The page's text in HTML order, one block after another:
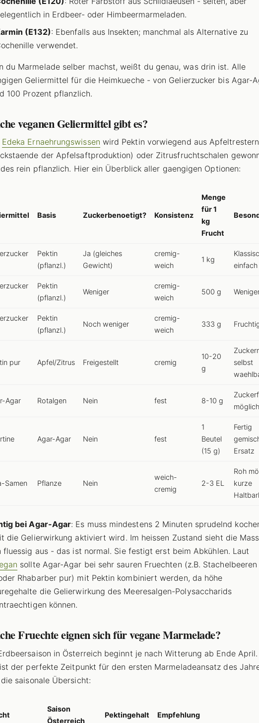
in Erdbeer- oder Himbeermarmeladen.
(E132): Ebenfalls aus Insekten; manchmal als Alternative zu
verwendet.
du Marmelade selber machst, weißt du genau, was drin ist. Alle
Geliermittel für die Heimkueche - von Gelierzucker bis Agar-
100 Prozent pflanzlich.
veganen Geliermittel gibt es?
Edeka Ernaehrungswissen wird Pektin vorwiegend aus Apfeltrestern
der Apfelsaftproduktion) oder Zitrusfruchtschalen
rein pflanzlich. Hier ein Überblick aller gaengigen Optionen:
Basis Zuckerbenoetigt? Konsistenz
Menge
für 1
kg
Frucht
Pektin
(pflanzl.)
Ja (gleiches
Gewicht)
cremig-
weich
1 kg
einfach
Pektin
(pflanzl.)
Weniger
cremig-
weich
500 g
Pektin
(pflanzl.)
Noch weniger
cremig-
weich
333 g
pur Apfel/Zitrus Freigestellt cremig
10-20
g
selbst
Agar Rotalgen Nein fest 8-10 g
möglich
Agar-Agar Nein fest
1
Beutel
(15 g)
Fertig
Ersatz
Samen Pflanze Nein
weich-
cremig
2-3 EL
Roh
kurze
bei Agar-Agar: Es muss mindestens 2 Minuten sprudelnd
die Gelierwirkung aktiviert wird. Im heissen Zustand sieht die
fluessig aus - das ist normal. Sie festigt erst beim Abkühlen. Laut
sollte Agar-Agar bei sehr sauren Fruechten (z.B. Stachelbeeren
Rhabarber pur) mit Pektin kombiniert werden, da höhe
die Gelierwirkung des Meeresalgen-Polysaccharids
können.
Fruechte eignen sich für vegane Marmelade?
in Österreich beginnt je nach Witterung ab Ende April.
der perfekte Zeitpunkt für den ersten Marmeladeansatz des
saisonale Übersicht:
Saison
Österreich
Pektingehalt Empfehlung